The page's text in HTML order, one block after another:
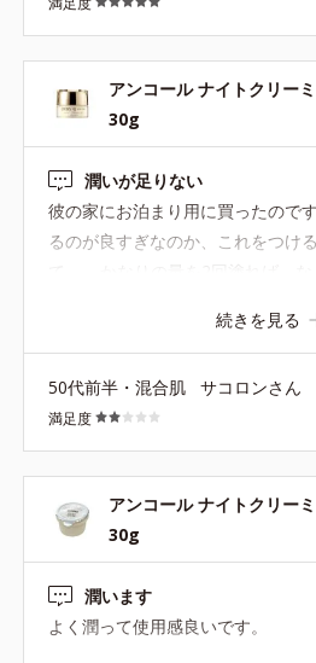
したいです。 ちなみに私は朝、オ
にも使っています。ベタベタさせ
粧しても大丈夫です！ これからも
ので、アンコールシリーズは永遠
アンコール ナイトクリー
30g
潤いが足りない
彼の家にお泊まり用に買ったので
るのが良すぎなのか、これをつけ
乾燥肌ではないですが、私の肌に
続きを見る
50代前半・混合肌 サコロンさん
満足度
アンコール ナイトクリー
30g
潤います
よく潤って使用感良いです。